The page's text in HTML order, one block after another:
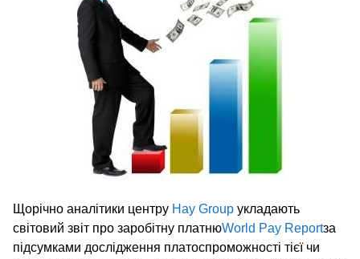
Щорічно аналітики центру Hay Group укладають
світовий звіт про заробітну платнюWorld Pay Reportза
підсумками дослідження платоспроможності тієї чи